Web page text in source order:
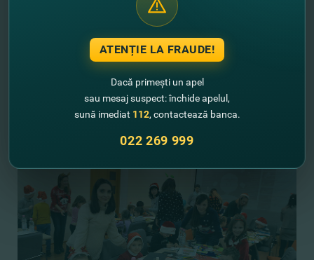
ATENȚIE LA FRAUDE!
Dacă primești un apel
sau mesaj suspect: închide apelul,
sună imediat 112, contactează banca.
022 269 999